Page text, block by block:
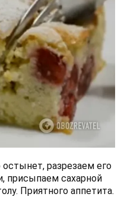
разрезаем его
присыпаем сахарной
Приятного аппетита.